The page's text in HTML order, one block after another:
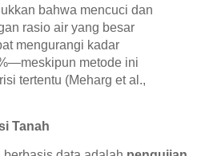
bahwa mencuci dan
rasio air yang besar
mengurangi kadar
metode ini
tertentu (Meharg et al.,
Tanah